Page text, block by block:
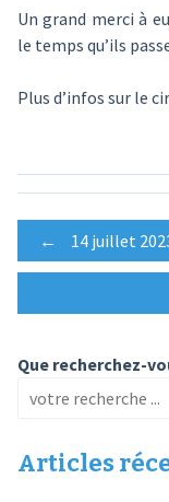
Un grand merci à
le temps qu’ils
Plus d’infos sur le
Post
← 14 juillet
Que recherchez-
Articles